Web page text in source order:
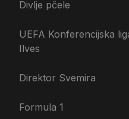
Divlje pčele
UEFA Konferencijska
Ilves
Direktor Svemira
Formula 1